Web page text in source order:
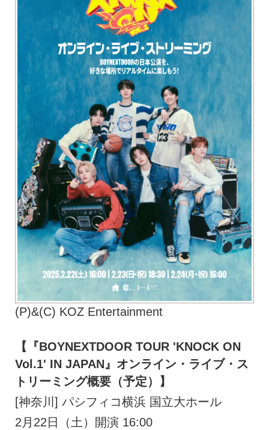
(P)&(C) KOZ Entertainment
【『BOYNEXTDOOR TOUR 'KNOCK ON
Vol.1' IN JAPAN』オンライン・ライブ・ス
トリーミング概要（予定）】
[神奈川] パシフィコ横浜 国立大ホール
2月22日（土）開演 16:00